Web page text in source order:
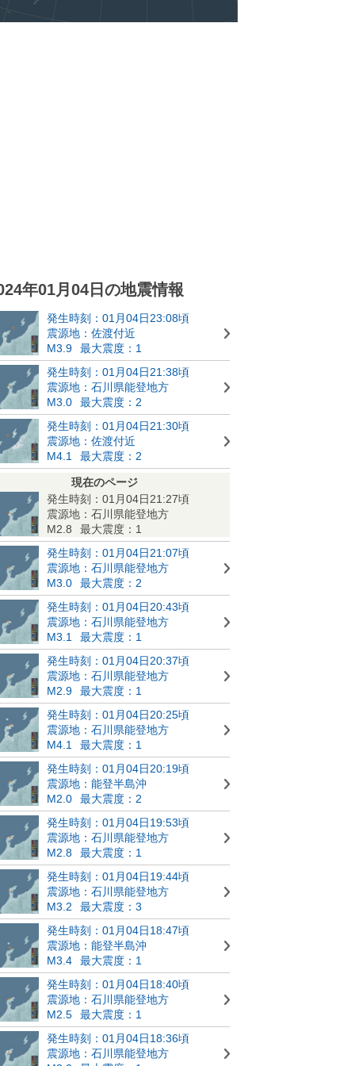
年01月04日の地震情報
発生時刻：01月04日23:08頃
震源地：佐渡付近
M3.9
最大震度：1
発生時刻：01月04日21:38頃
震源地：石川県能登地方
M3.0
最大震度：2
発生時刻：01月04日21:30頃
震源地：佐渡付近
M4.1
最大震度：2
現在のページ
発生時刻：01月04日21:27頃
震源地：石川県能登地方
M2.8
最大震度：1
発生時刻：01月04日21:07頃
震源地：石川県能登地方
M3.0
最大震度：2
発生時刻：01月04日20:43頃
震源地：石川県能登地方
M3.1
最大震度：1
発生時刻：01月04日20:37頃
震源地：石川県能登地方
M2.9
最大震度：1
発生時刻：01月04日20:25頃
震源地：石川県能登地方
M4.1
最大震度：1
発生時刻：01月04日20:19頃
震源地：能登半島沖
M2.0
最大震度：2
発生時刻：01月04日19:53頃
震源地：石川県能登地方
M2.8
最大震度：1
発生時刻：01月04日19:44頃
震源地：石川県能登地方
M3.2
最大震度：3
発生時刻：01月04日18:47頃
震源地：能登半島沖
M3.4
最大震度：1
発生時刻：01月04日18:40頃
震源地：石川県能登地方
M2.5
最大震度：1
発生時刻：01月04日18:36頃
震源地：石川県能登地方